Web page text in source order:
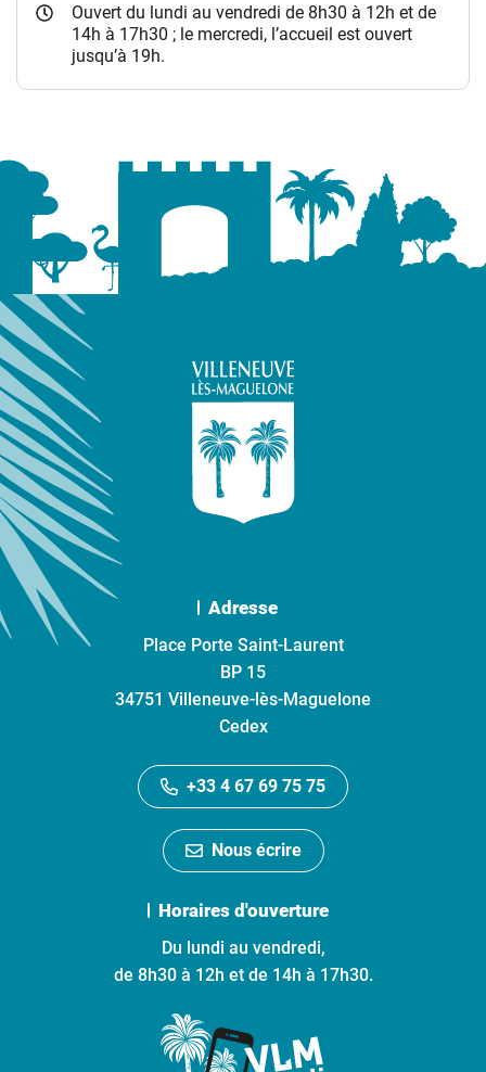
Ouvert du lundi au vendredi de 8h30 à 12h et de
14h à 17h30 ; le mercredi, l’accueil est ouvert
jusqu’à 19h.
Adresse
Place Porte Saint-Laurent
BP 15
34751 Villeneuve-lès-Maguelone
Cedex
+33 4 67 69 75 75
Nous écrire
Horaires d'ouverture
Du lundi au vendredi,
de 8h30 à 12h et de 14h à 17h30.